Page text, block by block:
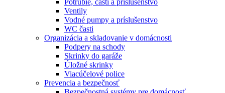
Ventily
Vodné pumpy a príslušenstvo
WC časti
Organizácia a skladovanie v domácnosti
Podpery na schody
Skrinky do garáže
Úložné skrinky
Viacúčelové police
Prevencia a bezpečnosť